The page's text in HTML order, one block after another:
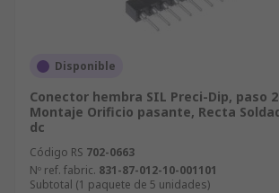
Disponible
Conector hembra SIL Preci-Dip, paso
Montaje Orificio pasante, Recta
dc
Código RS 702-0663
Nº ref. fabric. 831-87-012-10-001101
Subtotal (1 paquete de 5 unidades)